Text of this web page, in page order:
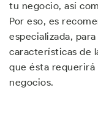
tu negocio, así
Por eso, es
especializada,
características de
que ésta requerirá
negocios.